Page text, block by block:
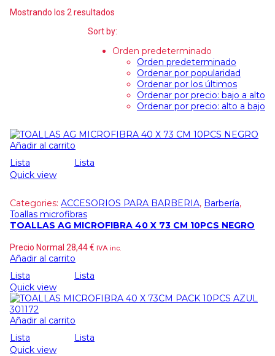
Mostrando los 2 resultados
Sort by:
Orden predeterminado
Orden predeterminado
Ordenar por popularidad
Ordenar por los últimos
Ordenar por precio: bajo a alto
Ordenar por precio: alto a bajo
Añadir al carrito
Lista
Lista
Quick view
Categories: ACCESORIOS PARA BARBERIA, Barbería,
Toallas microfibras
TOALLAS AG MICROFIBRA 40 X 73 CM 10PCS NEGRO
Precio Normal 28,44€ IVA inc.
Añadir al carrito
Lista
Lista
Quick view
Añadir al carrito
Lista
Lista
Quick view